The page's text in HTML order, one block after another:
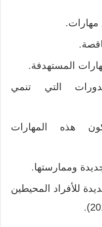
مهارات.
المستهدفة.
التي تنمي
هذه المهارات
وممارستها.
للأفراد المحيطين